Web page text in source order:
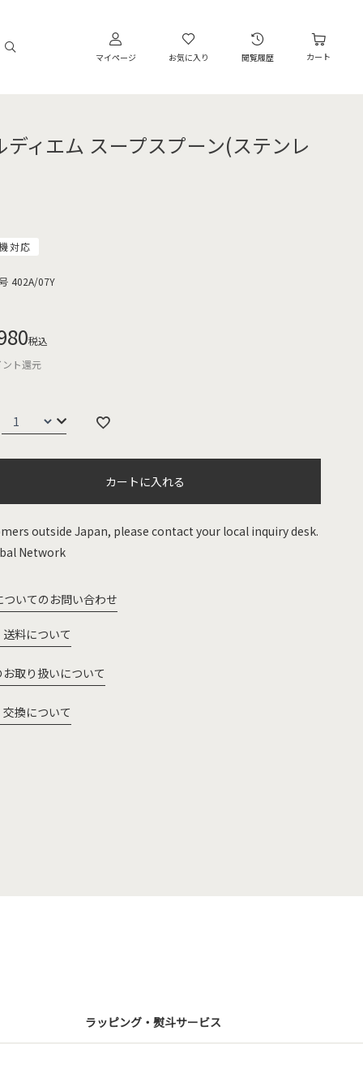
マイページ お気に入り 閲覧履歴 カート
ディエム スープスプーン(ステンレ
対応
402A/07Y
税込
ト還元
カートに入れる
outside Japan, please contact your local inquiry desk.
Network
ついてのお問い合わせ
料について
お取り扱いについて
換について
ラッピング・熨斗サービス